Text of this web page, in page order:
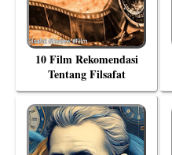
10 Film Rekomendasi
Tentang Filsafat